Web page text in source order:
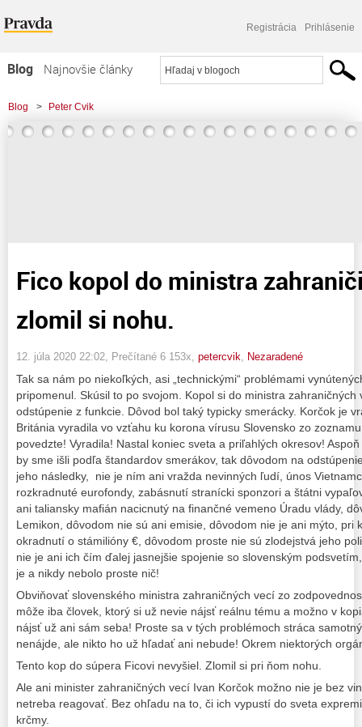
Registrácia Prihlásenie
Blog
Najnovšie články
Najčítanejšie články
Najkomentovanejšie články
Blog > Peter Cvik
> Fico kopol do ministra zahraničia Korčoka. A zlomil si nohu.
Fico kopol do ministra
zlomil si nohu.
12. júla 2020 22:02 , Prečítané 6 153x, petercvik Nezaradené
Tak sa nám po niekoľkých, asi „technickými“ problémami
pripomenul. Skúsil to po svojom. Kopol si do ministra
odstúpenie z funkcie. Dôvod bol taký typicky smerácky. Korčok je
Británia vyradila vo vzťahu ku korona vírusu Slovensko zo
povedzte! Vyradila! Nastal koniec sveta a priľahlých okresov!
by sme išli podľa štandardov smerákov, tak dôvodom na
jeho následky, nie je ním ani vražda nevinných ľudí, únos
rozkradnuté eurofondy, zabásnutí stranícki sponzori a štátni
ani taliansky mafián nacicnutý na finančné vemeno Úradu vlády,
Lemikon, dôvodom nie sú ani emisie, dôvodom nie je ani mýto, pri
okradnutí o stámilióny €, dôvodom proste nie sú zlodejstvá jeho
nie je ani ich čím ďalej jasnejšie spojenie so slovenským
je a nikdy nebolo proste nič!
Obviňovať slovenského ministra zahraničných vecí zo
môže iba človek, ktorý si už nevie nájsť reálnu tému a možno v
nájsť už ani sám seba! Proste sa v tých problémoch stráca
nenájde, ale nikto ho už hľadať ani nebude! Okrem niektorých
Tento kop do súpera Ficovi nevyšiel. Zlomil si pri ňom nohu.
Ale ani minister zahraničných vecí Ivan Korčok možno nie je bez
netreba reagovať. Bez ohľadu na to, či ich vypustí do sveta
krčmy.